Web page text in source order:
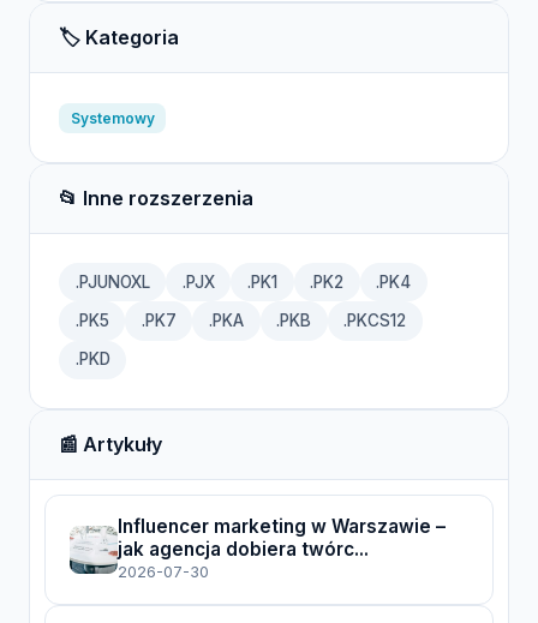
🏷️ Kategoria
Systemowy
📂 Inne rozszerzenia
.PJUNOXL .PJX .PK1 .PK2 .PK4
.PK5 .PK7 .PKA .PKB .PKCS12
.PKD
📰 Artykuły
Influencer marketing w Warszawie –
jak agencja dobiera twórc...
2026-07-30